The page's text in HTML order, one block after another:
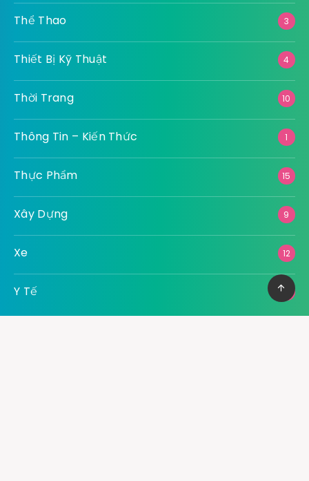
Thể Thao 3
Thiết Bị Kỹ Thuật 4
Thời Trang 10
Thông Tin – Kiến Thức 1
Thực Phẩm 15
Xây Dựng 9
Xe 12
Y Tế 7